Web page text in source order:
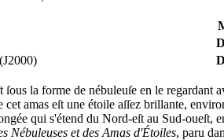
la forme de nébuleuſe en le
cet amas eſt une étoile aſſez brillante,
qui s'étend du Nord-eſt au Sud-
Nébuleuses et des Amas d'Étoiles, paru